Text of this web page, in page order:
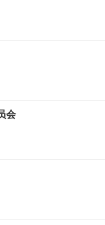
会